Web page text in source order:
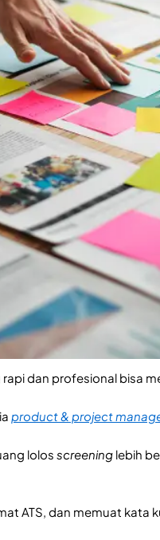
dan profesional bisa
product & project
lolos screening lebih
ATS, dan memuat kata